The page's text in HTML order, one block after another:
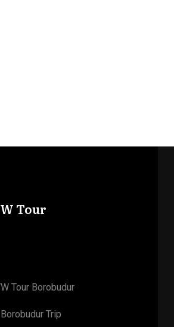
Tour
Tour Borobudur
Trip